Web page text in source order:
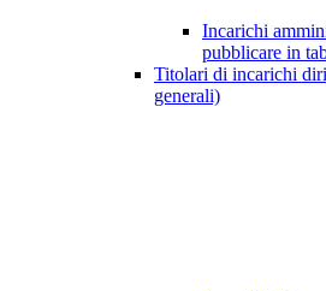
Incarichi
pubblicare in
Titolari di incarichi
generali)